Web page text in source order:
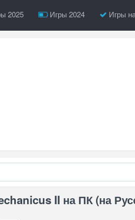
2025 Игры 2024 Игры
II на ПК (на